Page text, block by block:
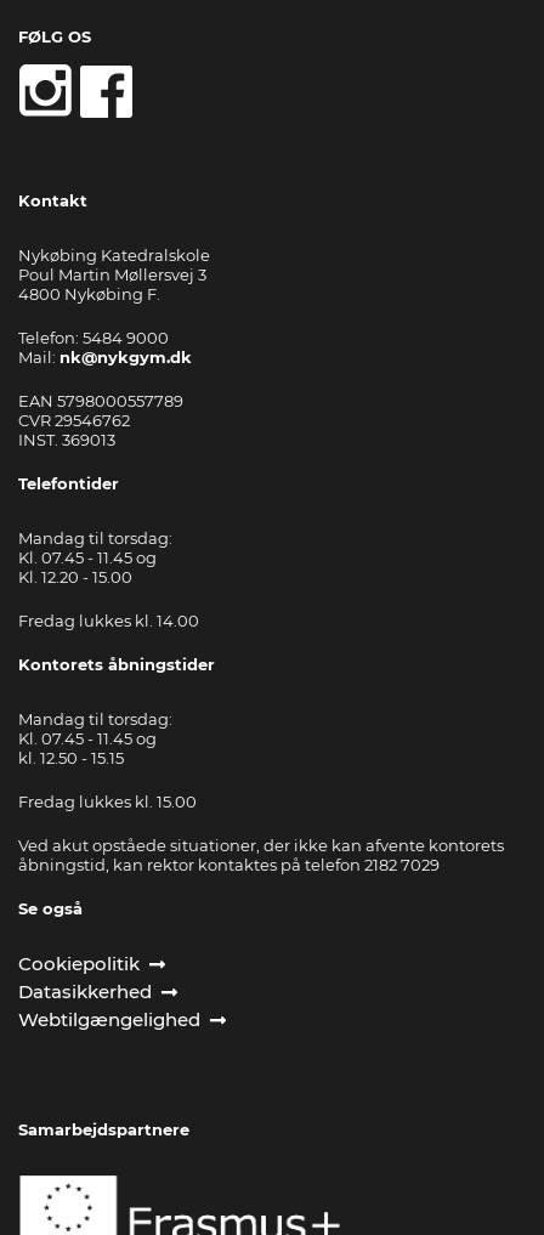
FØLG OS
Kontakt
Nykøbing Katedralskole
Poul Martin Møllersvej 3
4800 Nykøbing F.
Telefon: 5484 9000
Mail: nk@nykgym.dk
EAN 5798000557789
CVR 29546762
INST. 369013
Telefontider
Mandag til torsdag:
Kl. 07.45 - 11.45 og
Kl. 12.20 - 15.00
Fredag lukkes kl. 14.00
Kontorets åbningstider
Mandag til torsdag:
Kl. 07.45 - 11.45 og
kl. 12.50 - 15.15
Fredag lukkes kl. 15.00
Ved akut opståede situationer, der ikke kan afvente kontorets
åbningstid, kan rektor kontaktes på telefon 2182 7029
Se også
Cookiepolitik
Datasikkerhed
Webtilgængelighed
Samarbejdspartnere